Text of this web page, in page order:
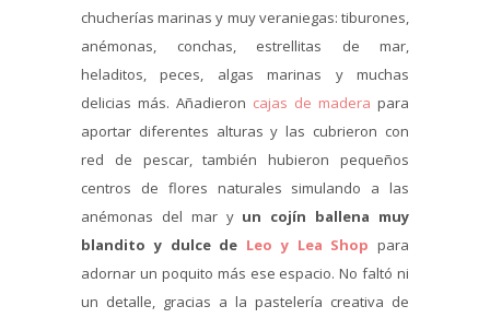
chucherías marinas y muy veraniegas: tiburones,
anémonas, conchas, estrellitas de mar,
heladitos, peces, algas marinas y muchas
delicias más. Añadieron cajas de madera para
aportar diferentes alturas y las cubrieron con
red de pescar, también hubieron pequeños
centros de flores naturales simulando a las
anémonas del mar y un cojín ballena muy
blandito y dulce de Leo y Lea Shop para
adornar un poquito más ese espacio. No faltó ni
un detalle, gracias a la pastelería creativa de